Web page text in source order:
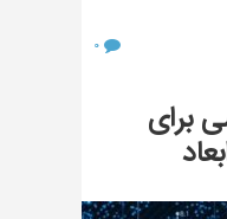
۰
برای